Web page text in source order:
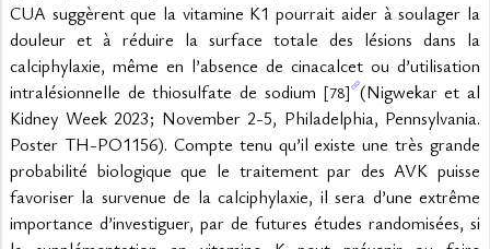
CUA suggèrent que la vitamine K1 pourrait aider à soulager la
douleur et à réduire la surface totale des lésions dans la
calciphylaxie, même en l’absence de cinacalcet ou d’utilisation
intralésionnelle de thiosulfate de sodium [78] (Nigwekar et al
Kidney Week 2023; November 2-5, Philadelphia, Pennsylvania.
Poster TH-PO1156). Compte tenu qu’il existe une très grande
probabilité biologique que le traitement par des AVK puisse
favoriser la survenue de la calciphylaxie, il sera d’une extrême
importance d’investiguer, par de futures études randomisées, si